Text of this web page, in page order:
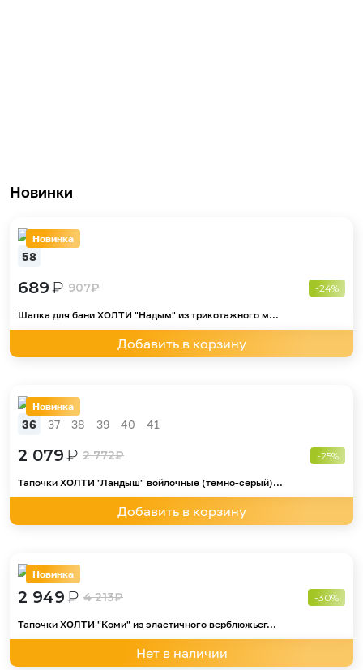
Новинки
Новинка
58
689₽ 907₽ -24%
Шапка для бани ХОЛТИ "Надым" из трикотажного м...
Добавить в корзину
Новинка
36 37 38 39 40 41
2 079₽ 2 772₽ -25%
Тапочки ХОЛТИ "Ландыш" войлочные (темно-серый)...
Добавить в корзину
Новинка
2 949₽ 4 213₽ -30%
Тапочки ХОЛТИ "Коми" из эластичного верблюжьег...
Нет в наличии